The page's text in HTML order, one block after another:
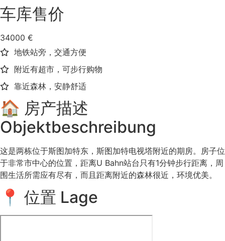
车库售价
34000 €
地铁站旁，交通方便
附近有超市，可步行购物
靠近森林，安静舒适
🏠 房产描述
Objektbeschreibung
这是两栋位于斯图加特东，斯图加特电视塔附近的期房。房子位
于非常市中心的位置，距离U Bahn站台只有1分钟步行距离，周
围生活所需应有尽有，而且距离附近的森林很近，环境优美。
📍 位置 Lage